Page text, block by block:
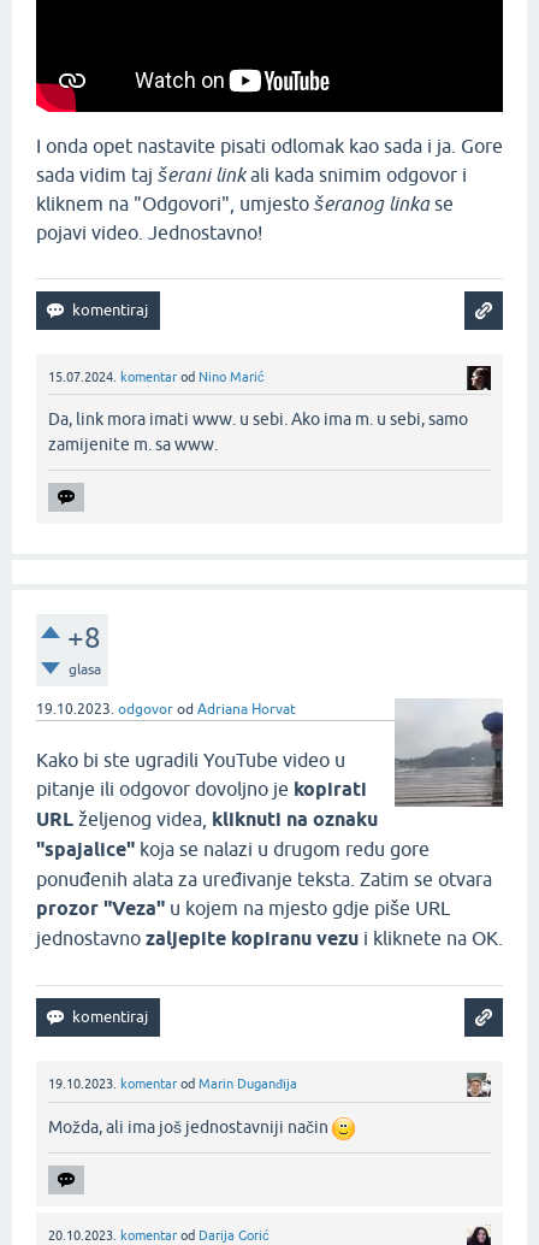
I onda opet nastavite pisati odlomak kao sada i ja. Gore
sada vidim taj šerani linkali kada snimim odgovor i
kliknem na "Odgovori", umjesto šeranog linkase
pojavi video. Jednostavno!
15.07.2024. komentar od Nino Marić
Da, link mora imati www. u sebi. Ako ima m. u sebi, samo
zamijenite m. sa www.‌
+8
glasa
19.10.2023. odgovor od Adriana Horvat
Kako bi ste ugradili YouTube video u
pitanje ili odgovor dovoljno je kopirati
URL željenog videa, kliknuti na oznaku
"spajalice" koja se nalazi u drugom redu gore
ponuđenih alata za uređivanje teksta. Zatim se otvara
prozor "Veza" u kojem na mjesto gdje piše URL
jednostavno zaljepite kopiranu vezu i kliknete na OK.
19.10.2023. komentar od Marin Duganđija
Možda, ali ima još jednostavniji način
20.10.2023. komentar od Darija Gorić